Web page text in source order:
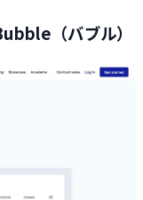
（バブル）